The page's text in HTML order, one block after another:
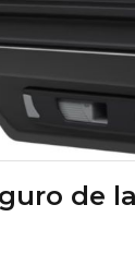
de